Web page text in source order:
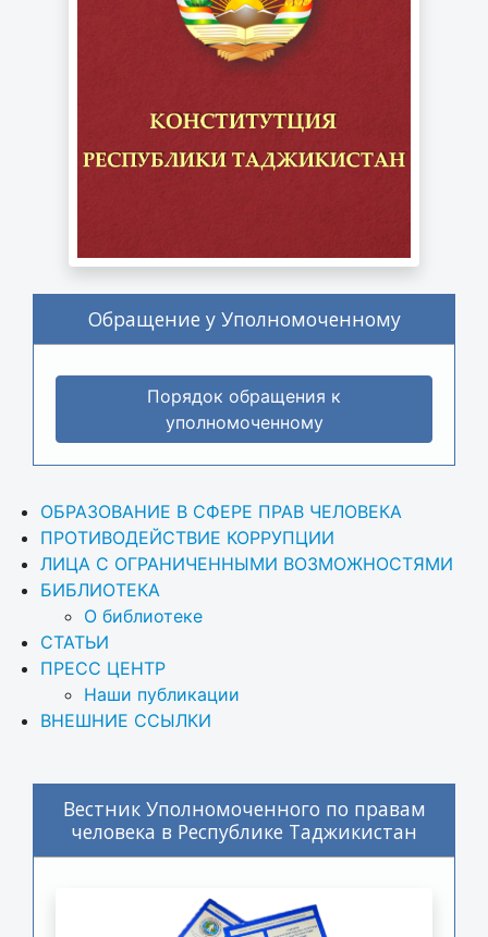
Обращение у Уполномоченному
Порядок обращения к
уполномоченному
ОБРАЗОВАНИЕ В СФЕРЕ ПРАВ ЧЕЛОВЕКА
ПРОТИВОДЕЙСТВИЕ КОРРУПЦИИ
ЛИЦА С ОГРАНИЧЕННЫМИ ВОЗМОЖНОСТЯМИ
БИБЛИОТЕКА
О библиотеке
СТАТЬИ
ПРЕСС ЦЕНТР
Наши публикации
ВНЕШНИЕ ССЫЛКИ
Вестник Уполномоченного по правам
человека в Республике Таджикистан